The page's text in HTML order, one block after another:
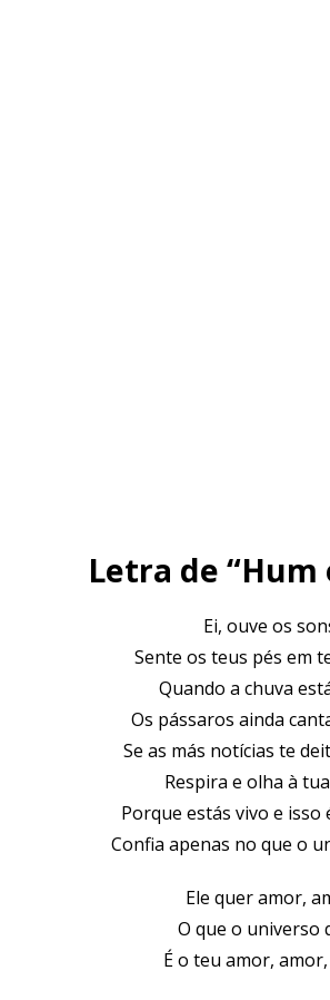
Letra de “Hum
Ei, ouve os
Sente os teus pés em
Quando a chuva
Os pássaros ainda
Se as más notícias te
Respira e olha à
Porque estás vivo e isso
Confia apenas no que o
Ele quer amor,
O que o universo
É o teu amor,